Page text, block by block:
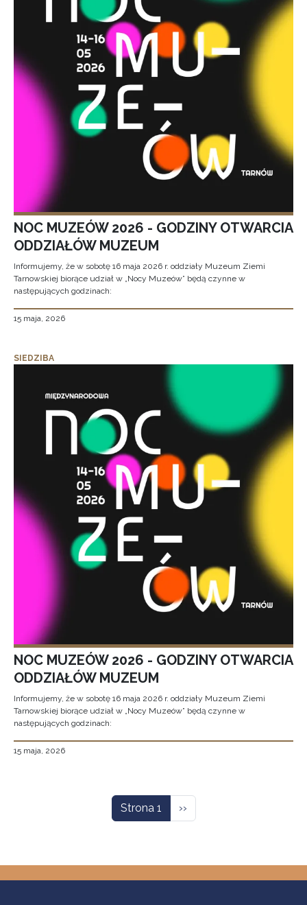
NOC MUZEÓW 2026 - GODZINY OTWARCIA
ODDZIAŁÓW MUZEUM
Informujemy, że w sobotę 16 maja 2026 r. oddziały Muzeum Ziemi
Tarnowskiej biorące udział w „Nocy Muzeów” będą czynne w
następujących godzinach:
15 maja, 2026
SIEDZIBA
NOC MUZEÓW 2026 - GODZINY OTWARCIA
ODDZIAŁÓW MUZEUM
Informujemy, że w sobotę 16 maja 2026 r. oddziały Muzeum Ziemi
Tarnowskiej biorące udział w „Nocy Muzeów” będą czynne w
następujących godzinach:
15 maja, 2026
Strona 1 Następna strona
››